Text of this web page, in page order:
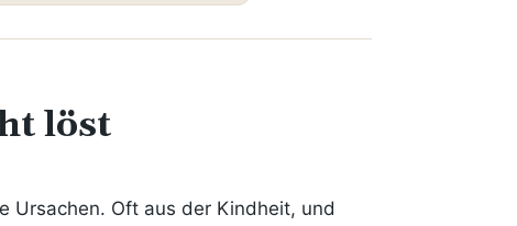
löst
Ursachen. Oft aus der Kindheit, und